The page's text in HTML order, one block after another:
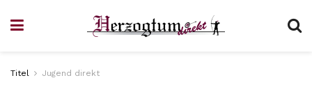
Titel Jugend direkt